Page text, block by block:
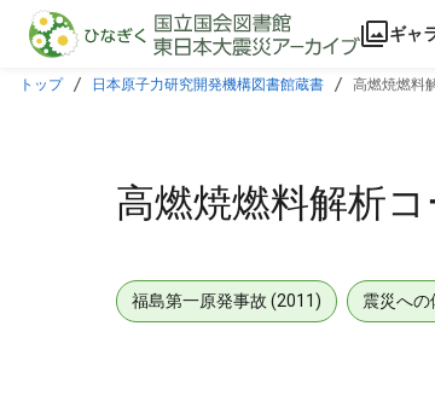
本文に飛ぶ
ギャ
トップ 日本原子力研究開発機構図書館蔵書 高燃焼燃料
高燃焼燃料解析
福島第一原発事故 (2011) 震災への